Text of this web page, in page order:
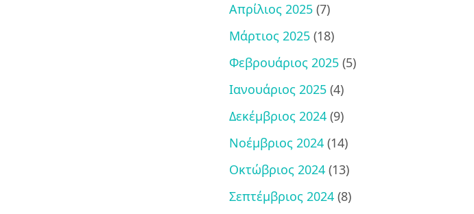
Απρίλιος 2025 (7)
Μάρτιος 2025 (18)
Φεβρουάριος 2025 (5)
Ιανουάριος 2025 (4)
Δεκέμβριος 2024 (9)
Νοέμβριος 2024 (14)
Οκτώβριος 2024 (13)
Σεπτέμβριος 2024 (8)